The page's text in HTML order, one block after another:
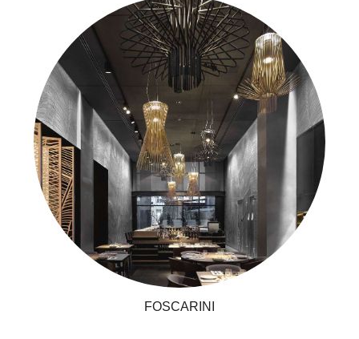
FOSCARINI